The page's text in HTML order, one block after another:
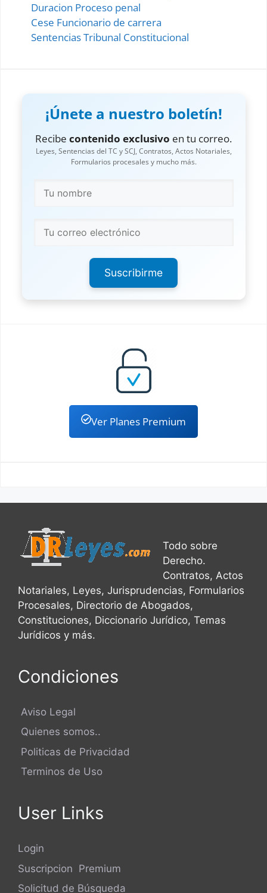
Duracion Proceso penal
Cese Funcionario de carrera
Sentencias Tribunal Constitucional
¡Únete a nuestro boletín!
Recibe contenido exclusivo en tu correo.
Leyes, Sentencias del TC y SCJ, Contratos, Actos Notariales,
Formularios procesales y mucho más.
Suscribirme
Ver Planes Premium
Todo sobre
Derecho.
Contratos, Actos
Notariales, Leyes, Jurisprudencias, Formularios
Procesales, Directorio de Abogados,
Constituciones, Diccionario Jurídico, Temas
Jurídicos y más.
Condiciones
Aviso Legal
Quienes somos..
Politicas de Privacidad
Terminos de Uso
User Links
Login
Suscripcion Premium
Solicitud de Búsqueda